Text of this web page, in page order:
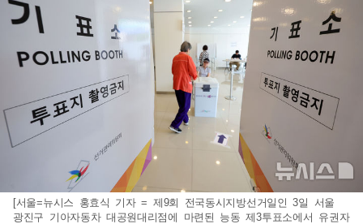
[서울=뉴시스 홍효식 기자 = 제9회 전국동시지방선거일인 3일 서울
광진구 기아자동차 대공원대리점에 마련된 능동 제3투표소에서 유권자